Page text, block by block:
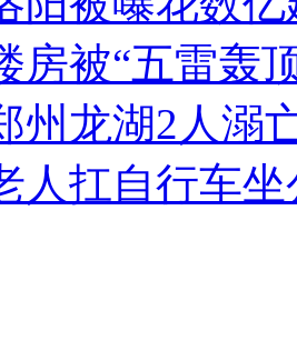
论片面不公正
翻车
房被“五雷轰
州龙湖2人溺
人扛自行车